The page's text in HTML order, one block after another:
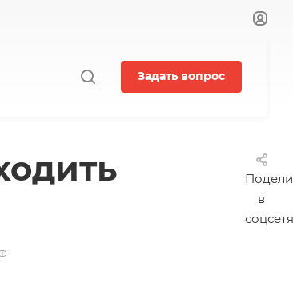
Задать вопрос
в